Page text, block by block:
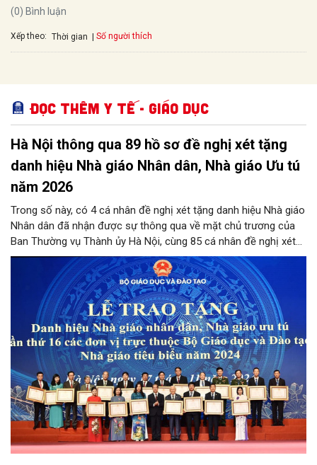
(0) Bình luận
Xếp theo: Thời gian Số người thích
Đọc thêm Y tế - Giáo dục
Hà Nội thông qua 89 hồ sơ đề nghị xét tặng
danh hiệu Nhà giáo Nhân dân, Nhà giáo Ưu tú
năm 2026
Trong số này, có 4 cá nhân đề nghị xét tặng danh hiệu Nhà giáo
Nhân dân đã nhận được sự thông qua về mặt chủ trương của
Ban Thường vụ Thành ủy Hà Nội, cùng 85 cá nhân đề nghị xét
tặng danh hiệu Nhà giáo Ưu tú đạt tỷ lệ từ 90% tổng số phiếu
đồng ý của các thành viên Hội đồng.